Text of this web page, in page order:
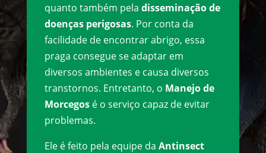
quanto também pela disseminação de
doenças perigosas. Por conta da
facilidade de encontrar abrigo, essa
praga consegue se adaptar em
diversos ambientes e causa diversos
transtornos. Entretanto, o Manejo de
Morcegosé o serviço capaz de evitar
problemas.
Ele é feito pela equipe da Antinsect